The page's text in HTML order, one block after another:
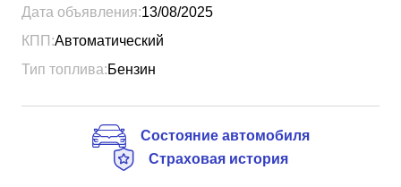
Дата объявления:13/08/2025
КПП:Автоматический
Тип топлива:Бензин
Состояние автомобиля
Страховая история